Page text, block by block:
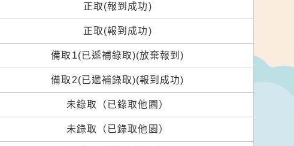
正取(報到成功)
正取(報到成功)
備取1(已遞補錄取)(放棄報到)
備取2(已遞補錄取)(報到成功)
未錄取（已錄取他園）
未錄取（已錄取他園）